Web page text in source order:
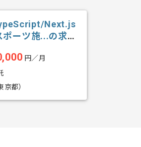
Next.js
ポーツ施...の求
円／月
京都）